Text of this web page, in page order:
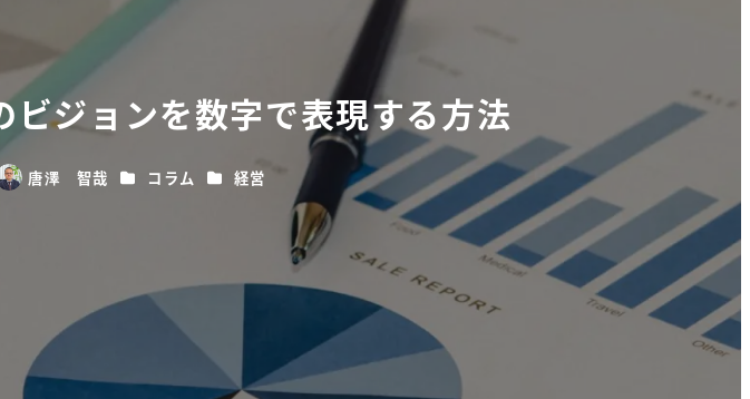
ビジョンを数字で表現する方法
唐澤 智哉 カテゴリー
コラム カテゴリー
経営